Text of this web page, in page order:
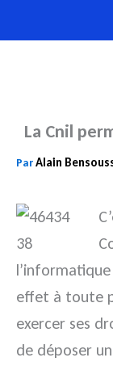
au
La Cnil
ParAlain
effet à toute
exercer ses
de déposer